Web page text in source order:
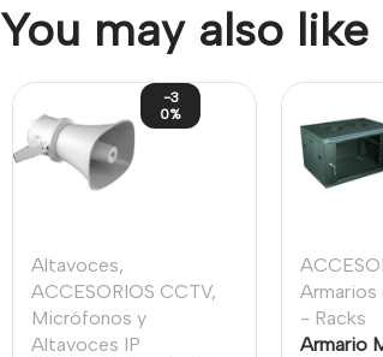
You may also like
-3
0%
Altavoces,
ACCESORIOS CCTV,
Micrófonos y
Altavoces IP
Armarios
- Racks
Armario